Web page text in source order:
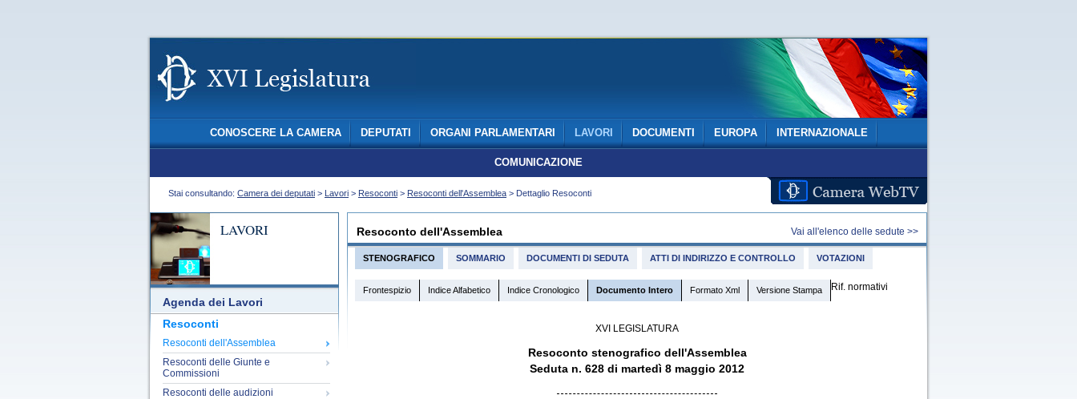
CONOSCERE LA CAMERA DEPUTATI ORGANI PARLAMENTARI LAVORI DOCUMENTI EUROPA INTERNAZIONALE
COMUNICAZIONE
Stai consultando: Camera dei deputati > Lavori > Resoconti > Resoconti dell'Assemblea > Dettaglio Resoconti
LAVORI
Agenda dei Lavori
Resoconti
Resoconti dell'Assemblea
Resoconti delle Giunte e
Commissioni
Resoconti delle audizioni
Resoconto dell'Assemblea Vai all'elenco delle sedute >>
STENOGRAFICO SOMMARIO DOCUMENTI DI SEDUTA ATTI DI INDIRIZZO E CONTROLLO VOTAZIONI
Frontespizio Indice Alfabetico Indice Cronologico Documento Intero Formato Xml Versione Stampa Rif. normativi
XVI LEGISLATURA
Resoconto stenografico dell'Assemblea
Seduta n. 628 di martedì 8 maggio 2012